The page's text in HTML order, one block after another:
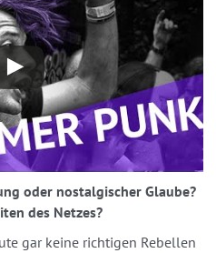
oder nostalgischer Glaube?
des Netzes?
gar keine richtigen Rebellen